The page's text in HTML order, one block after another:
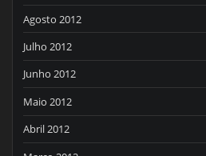
Agosto 2012
Julho 2012
Junho 2012
Maio 2012
Abril 2012